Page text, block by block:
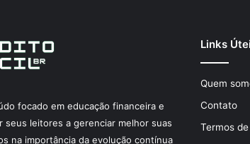
focado em educação financeira e
leitores a gerenciar melhor suas
na importância da evolução contínua
Links
Quem
Contato
Termos